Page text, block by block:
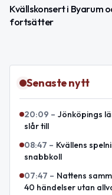
Kvällskonsert i Byarum
fortsätter
Senaste nytt
20:09 – Jönköpings
slår till
08:47 – Kvällens
snabbkoll
07:47 – Nattens
40 händelser utan